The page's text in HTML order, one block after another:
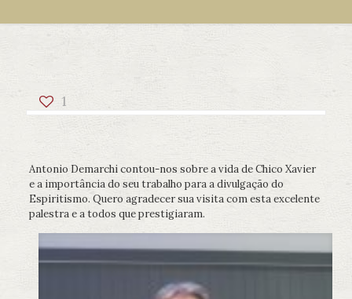
1
Antonio Demarchi contou-nos sobre a vida de Chico Xavier
e a importância do seu trabalho para a divulgação do
Espiritismo. Quero agradecer sua visita com esta excelente
palestra e a todos que prestigiaram.